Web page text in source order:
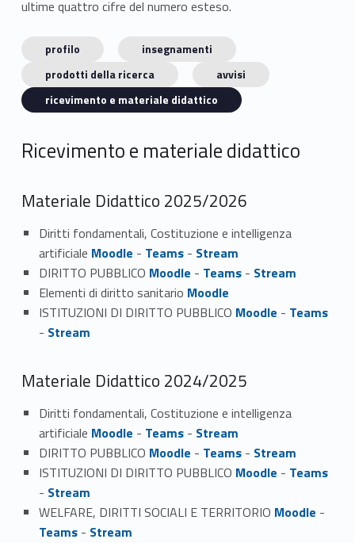
ultime quattro cifre del numero esteso.
profilo
insegnamenti
prodotti della ricerca
avvisi
ricevimento e materiale didattico
Ricevimento e materiale didattico
Materiale Didattico 2025/2026
Diritti fondamentali, Costituzione e intelligenza
artificiale Moodle - Teams- Stream
DIRITTO PUBBLICO Moodle - Teams- Stream
Elementi di diritto sanitario Moodle
ISTITUZIONI DI DIRITTO PUBBLICO Moodle - Teams
- Stream
Materiale Didattico 2024/2025
Diritti fondamentali, Costituzione e intelligenza
artificiale Moodle - Teams- Stream
DIRITTO PUBBLICO Moodle - Teams- Stream
ISTITUZIONI DI DIRITTO PUBBLICO Moodle - Teams
- Stream
WELFARE, DIRITTI SOCIALI E TERRITORIO Moodle -
Teams- Stream